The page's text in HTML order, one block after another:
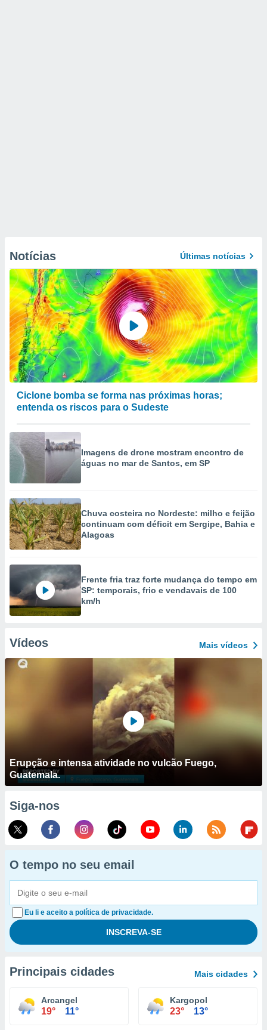
Notícias Últimas notícias
Ciclone bomba se forma nas próximas horas;
entenda os riscos para o Sudeste
Imagens de drone mostram encontro de
águas no mar de Santos, em SP
Chuva costeira no Nordeste: milho e feijão
continuam com déficit em Sergipe, Bahia e
Alagoas
Frente fria traz forte mudança do tempo em
SP: temporais, frio e vendavais de 100
km/h
Vídeos Mais vídeos
Erupção e intensa atividade no vulcão Fuego,
Guatemala.
Siga-nos
O tempo no seu email
Eu li e aceito a política de privacidade.
Principais cidades Mais cidades
Arcangel
19° 11°
Kargopol
23° 13°